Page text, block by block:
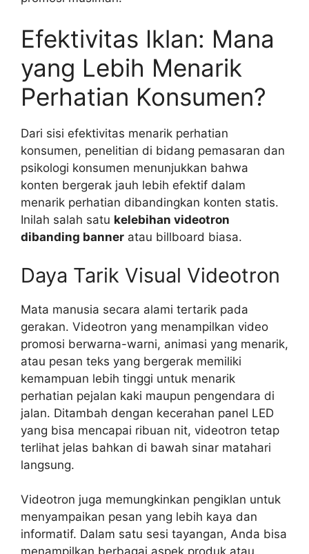
Efektivitas Iklan: Mana
yang Lebih Menarik
Perhatian Konsumen?
Dari sisi efektivitas menarik perhatian
konsumen, penelitian di bidang pemasaran dan
psikologi konsumen menunjukkan bahwa
konten bergerak jauh lebih efektif dalam
menarik perhatian dibandingkan konten statis.
Inilah salah satu kelebihan videotron
dibanding banner atau billboard biasa.
Daya Tarik Visual Videotron
Mata manusia secara alami tertarik pada
gerakan. Videotron yang menampilkan video
promosi berwarna-warni, animasi yang menarik,
atau pesan teks yang bergerak memiliki
kemampuan lebih tinggi untuk menarik
perhatian pejalan kaki maupun pengendara di
jalan. Ditambah dengan kecerahan panel LED
yang bisa mencapai ribuan nit, videotron tetap
terlihat jelas bahkan di bawah sinar matahari
langsung.
Videotron juga memungkinkan pengiklan untuk
menyampaikan pesan yang lebih kaya dan
informatif. Dalam satu sesi tayangan, Anda bisa
menampilkan berbagai aspek produk atau